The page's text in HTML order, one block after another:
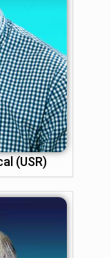
(USR)